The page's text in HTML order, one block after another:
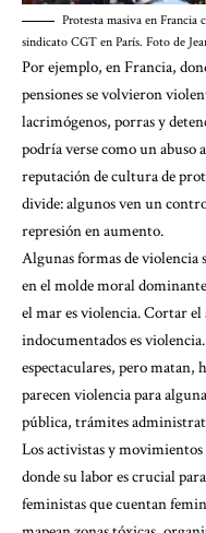
Protesta masiva en Francia
sindicato CGT en París. Foto de
Por ejemplo, en Francia,
pensiones se volvieron
lacrimógenos, porras y
podría verse como un
reputación de cultura de
divide: algunos ven un
represión en aumento.
Algunas formas de violencia
en el molde moral
el mar es violencia. Cortar el
indocumentados es
espectaculares, pero
parecen violencia para
pública, trámites
Los activistas y
donde su labor es crucial
feministas que cuentan